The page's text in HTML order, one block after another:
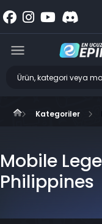
Kategoriler
Mobile
Philippines